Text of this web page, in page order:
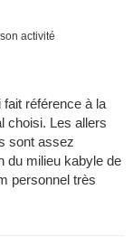
activité
référence à la
choisi. Les allers
sont assez
du milieu kabyle de
personnel très